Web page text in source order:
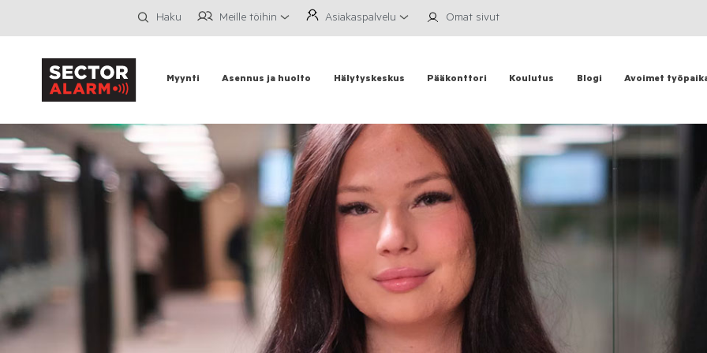
Myynti Asennus ja huolto Hälytyskeskus Pääkonttori Koulutus Blogi Avoimet
Haku Meille töihin Asiakaspalvelu Omat sivut